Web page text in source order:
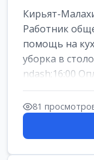
Кирьят-
Работник
помощь на
уборка в
ndash;16:00
81